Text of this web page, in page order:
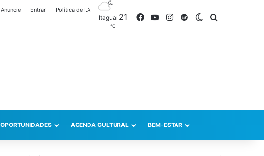
Anuncie Entrar Política de I.A
Itaguaí 21
℃
FacebookYouTubeInstagram
SpotifySwitch skin
OPORTUNIDADES AGENDA CULTURAL BEM-ESTAR